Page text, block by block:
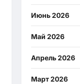
Июнь 2026
Май 2026
Апрель 2026
Март 2026